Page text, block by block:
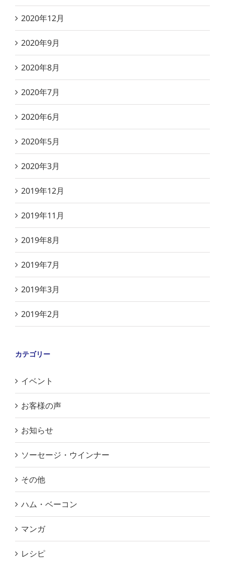
2020年12月
2020年9月
2020年8月
2020年7月
2020年6月
2020年5月
2020年3月
2019年12月
2019年11月
2019年8月
2019年7月
2019年3月
2019年2月
カテゴリー
イベント
お客様の声
お知らせ
ソーセージ・ウインナー
その他
ハム・ベーコン
マンガ
レシピ